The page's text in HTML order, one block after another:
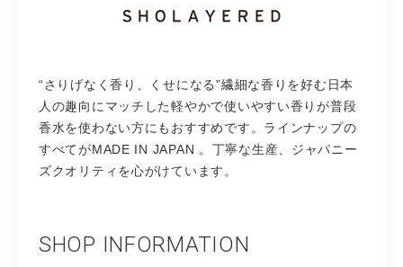
“さりげなく香り、くせになる”繊細な香りを好む日本
人の趣向にマッチした軽やかで使いやすい香りが普段
香水を使わない方にもおすすめです。ラインナップの
すべてがMADE IN JAPAN 。丁寧な生産、ジャパニー
ズクオリティを心がけています。
SHOP INFORMATION